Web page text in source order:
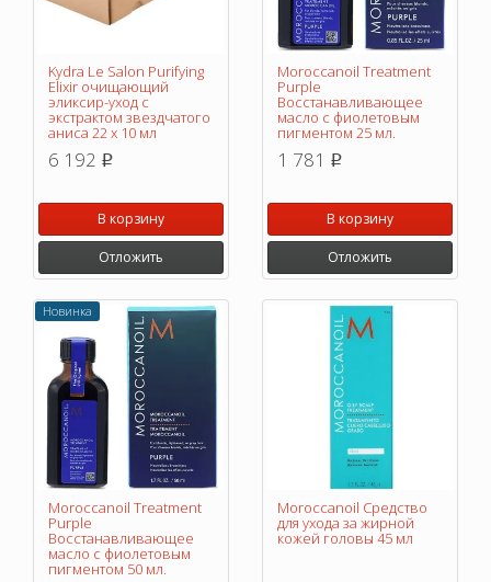
Kydra Le Salon Purifying
Elixir очищающий
эликсир-уход с
экстрактом звездчатого
аниса 22 х 10 мл
6 192 p
В корзину
Отложить
Moroccanoil Treatment
Purple
Восстанавливающее
масло с фиолетовым
пигментом 25 мл.
1 781 p
В корзину
Отложить
Новинка
Moroccanoil Treatment
Purple
Восстанавливающее
масло с фиолетовым
пигментом 50 мл.
Moroccanoil Средство
для ухода за жирной
кожей головы 45 мл